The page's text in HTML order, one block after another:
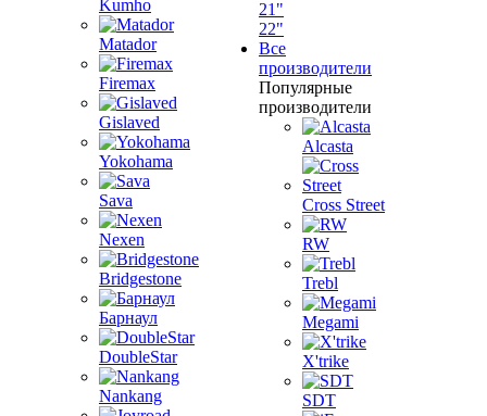
Kumho
Matador
Firemax
Gislaved
Yokohama
Sava
Nexen
Bridgestone
Барнаул
DoubleStar
Nankang
21"
22"
Все
производители
Популярные
производители
Alcasta
Cross Street
RW
Trebl
Megami
X'trike
SDT